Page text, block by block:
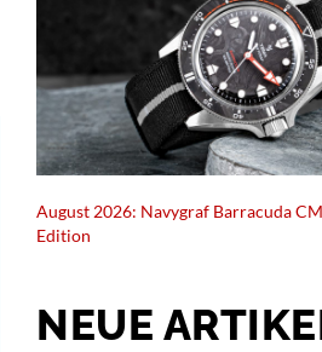
August 2026: Navygraf Barracuda
Edition
NEUE